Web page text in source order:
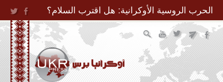
Jump to Navigation
الحرب الروسية الأوكرانية: هل اقترب السلام؟